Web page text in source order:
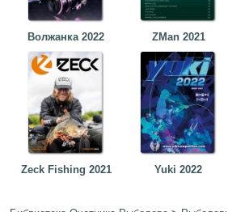
Волжанка 2022 ZMan 2021
Zeck Fishing 2021 Yuki 2022